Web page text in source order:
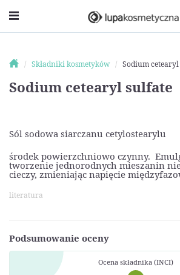
Składniki kosmetyków Sodium
Sodium cetearyl sulfate
Sól sodowa siarczanu cetylostearylu
środek powierzchniowo czynny.
tworzenie jednorodnych mieszanin
cieczy, zmieniając napięcie
literatura
Podsumowanie oceny
Ocena składnika (INCI)